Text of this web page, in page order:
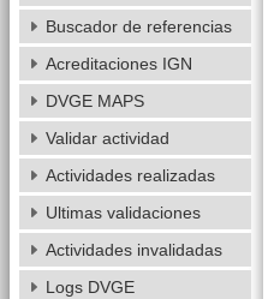
Buscador de referencias
Acreditaciones IGN
DVGE MAPS
Validar actividad
Actividades realizadas
Ultimas validaciones
Actividades invalidadas
Logs DVGE